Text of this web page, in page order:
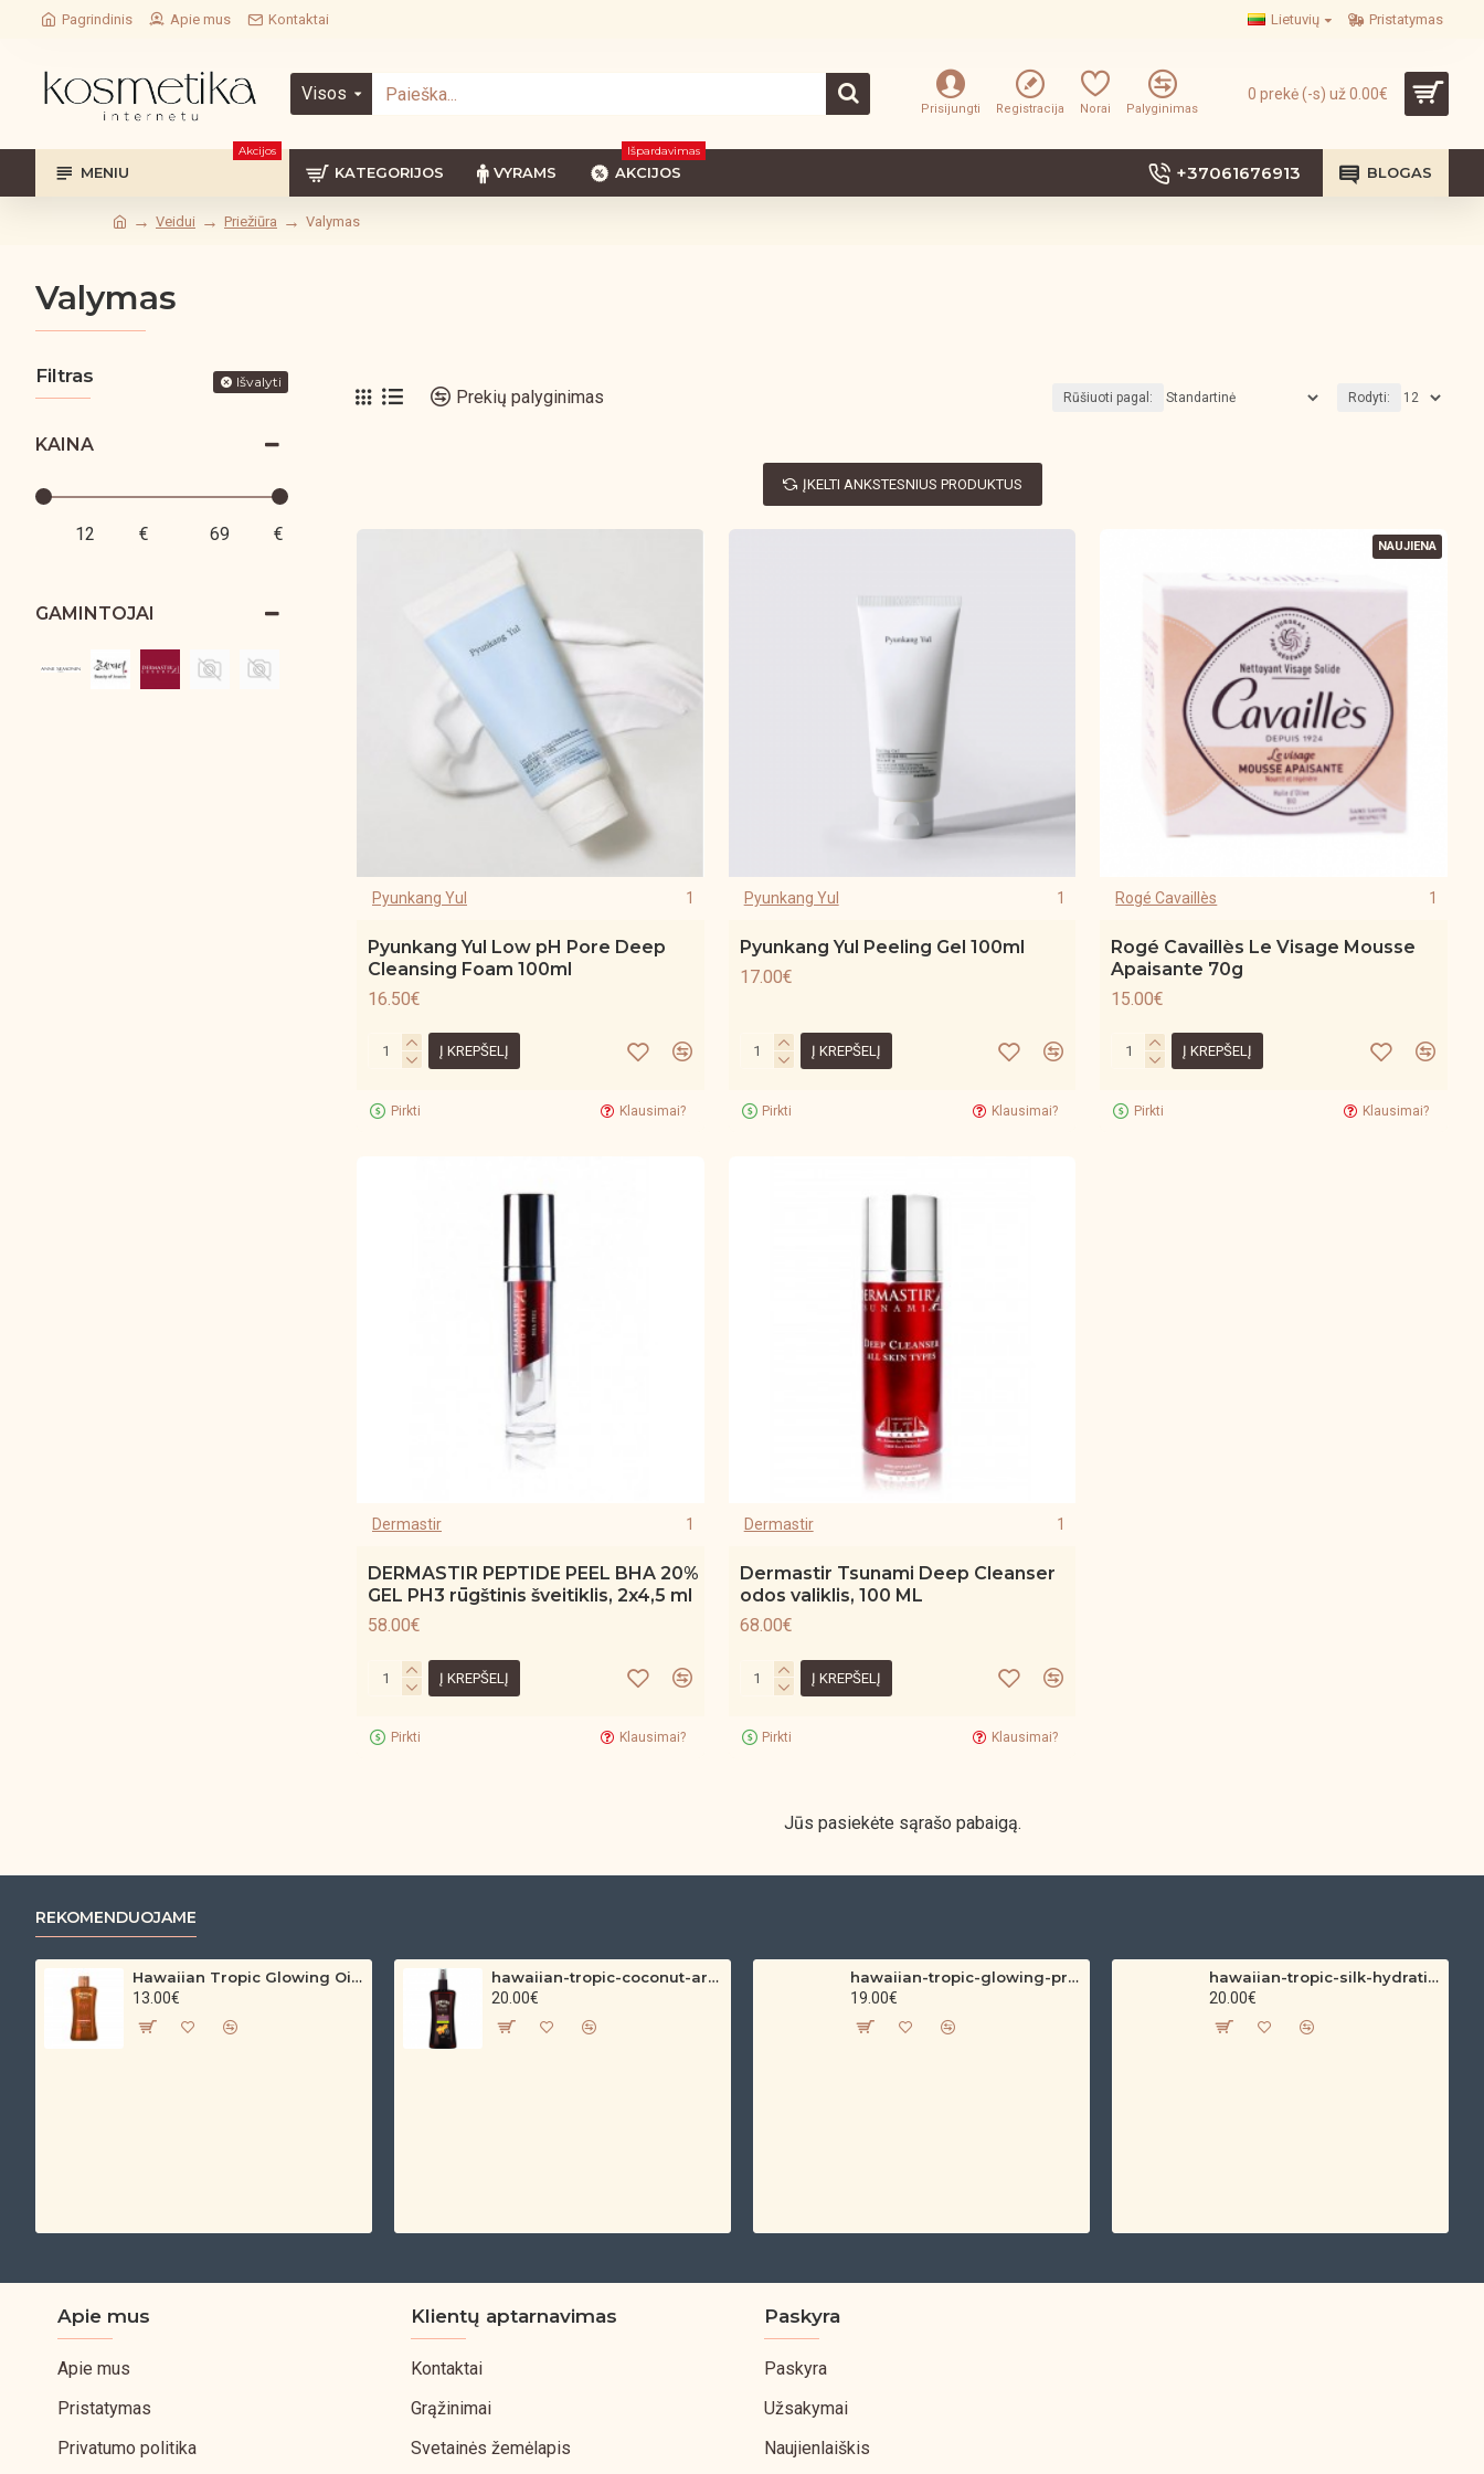
Pagrindinis Apie mus Kontaktai Lietuvių Pristatymas
Visos
Prisijungti Registracija Norai Palyginimas
0 prekė (-s) už 0.00€
MENIU
Akcijos
KATEGORIJOS VYRAMS AKCIJOS
Išpardavimas
+37061676913 BLOGAS
Veidui Priežiūra Valymas
Valymas
Filtras Išvalyti
KAINA
€ €
GAMINTOJAI
Prekių palyginimas Rūšiuoti pagal: Rodyti:
ĮKELTI ANKSTESNIUS PRODUKTUS
Pyunkang Yul 1
Pyunkang Yul Low pH Pore Deep
Cleansing Foam 100ml
16.50€
Į KREPŠELĮ
Pirkti Klausimai?
Pyunkang Yul 1
Pyunkang Yul Peeling Gel 100ml
17.00€
Į KREPŠELĮ
Pirkti Klausimai?
NAUJIENA
Rogé Cavaillès 1
Rogé Cavaillès Le Visage Mousse
Apaisante 70g
15.00€
Į KREPŠELĮ
Pirkti Klausimai?
Dermastir 1
DERMASTIR PEPTIDE PEEL BHA 20%
GEL PH3 rūgštinis šveitiklis, 2x4,5 ml
58.00€
Į KREPŠELĮ
Pirkti Klausimai?
Dermastir 1
Dermastir Tsunami Deep Cleanser
odos valiklis, 100 ML
68.00€
Į KREPŠELĮ
Pirkti Klausimai?
Jūs pasiekėte sąrašo pabaigą.
REKOMENDUOJAME
Hawaiian Tropic Glowing Oil – bronzinantis kūno aliejus su spindesiu (200 ml)
13.00€
hawaiian-tropic-coconut-argan-dry-oil-spf-30-spray-200ml
20.00€
hawaiian-tropic-glowing-protection-clear-sun-spray-spf-30-200ml
19.00€
hawaiian-tropic-silk-hydration-protective-sun-lotion-spf-30-180ml
20.00€
Apie mus
Apie mus
Pristatymas
Privatumo politika
Klientų aptarnavimas
Kontaktai
Grąžinimai
Svetainės žemėlapis
Paskyra
Paskyra
Užsakymai
Naujienlaiškis